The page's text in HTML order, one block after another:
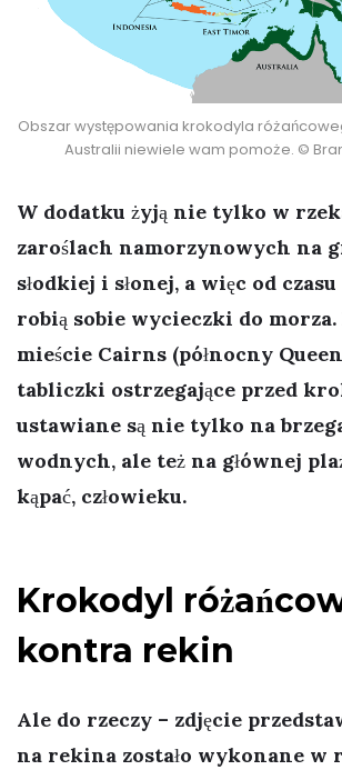
Obszar występowania krokodyla
Australii niewiele wam pomoże. ©
W dodatku żyją nie tylko w
zaroślach namorzynowych na
słodkiej i słonej, a więc od czasu
robią sobie wycieczki do
mieście Cairns (północny
tabliczki ostrzegające przed
ustawiane są nie tylko na
wodnych, ale też na głównej
kąpać, człowieku.
Krokodyl
kontra rekin
Ale do rzeczy – zdjęcie
na rekina zostało wykonane w